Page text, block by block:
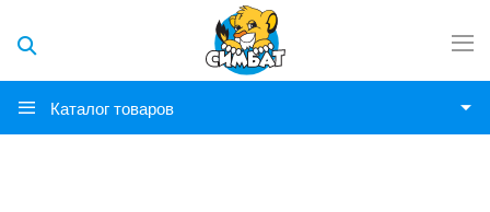
Каталог товаров